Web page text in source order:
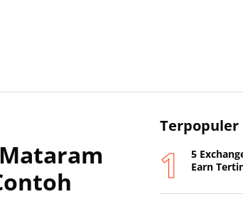
Terpopuler
5
Earn